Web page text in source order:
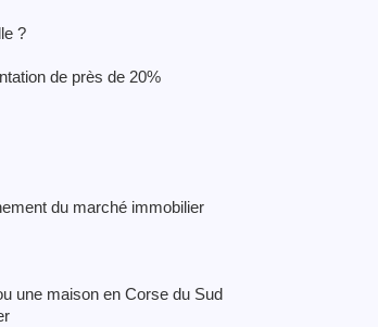
?
de près de 20%
du marché immobilier
une maison en Corse du Sud